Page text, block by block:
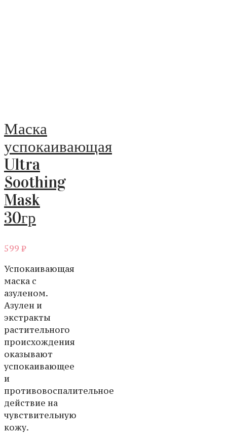
Маска
успокаивающая
Ultra
Soothing
Mask
30гр
599 ₽
Успокаивающая
маска с
азуленом.
Азулен и
экстракты
растительного
происхождения
оказывают
успокаивающее
и
противовоспалительное
действие на
чувствительную
кожу.